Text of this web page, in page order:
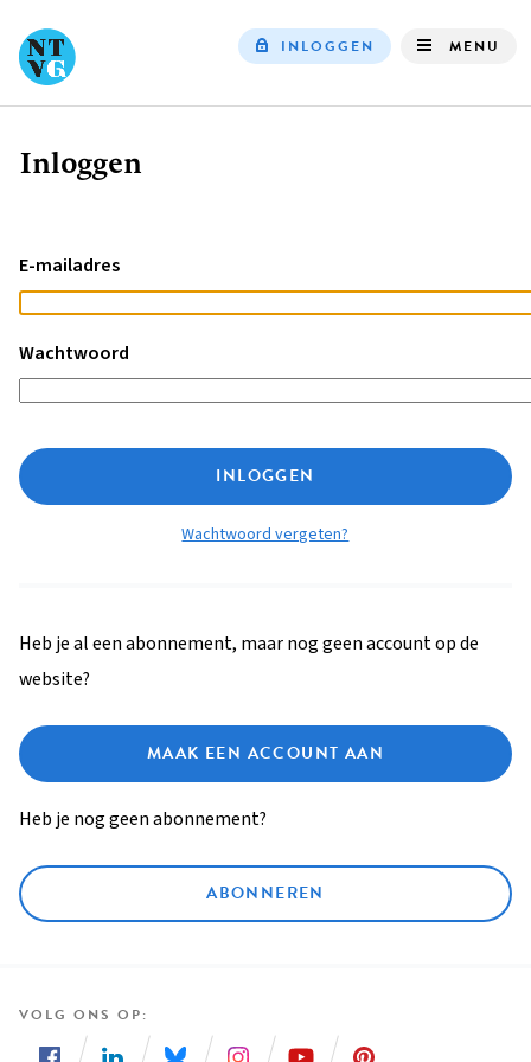
INLOGGEN MENU
Kruimelpad
Inloggen
E-mailadres
Wachtwoord
INLOGGEN
Wachtwoord vergeten?
Heb je al een abonnement, maar nog geen account op de
website?
MAAK EEN ACCOUNT AAN
Heb je nog geen abonnement?
ABONNEREN
VOLG ONS OP